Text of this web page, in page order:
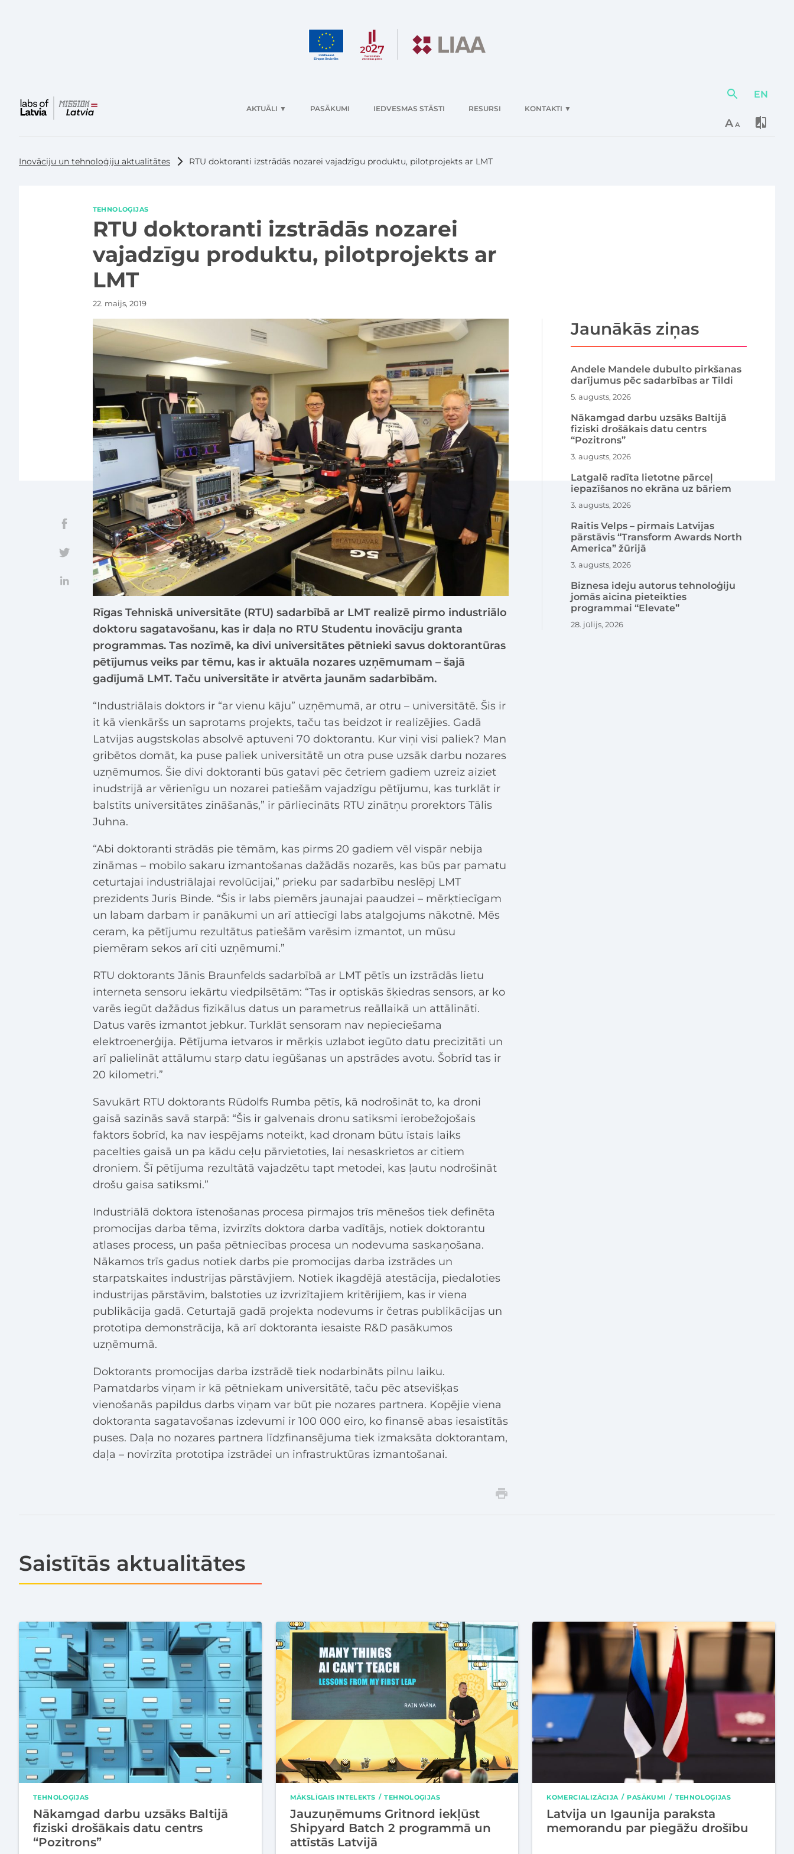
AKTUĀLI ▼ PASĀKUMI IEDVESMAS STĀSTI RESURSI KONTAKTI ▼
DarbībasEN
AA
Inovāciju un tehnoloģiju aktualitātes RTU doktoranti izstrādās nozarei vajadzīgu produktu, pilotprojekts ar LMT
TEHNOLOĢIJAS
RTU doktoranti izstrādās nozarei
vajadzīgu produktu, pilotprojekts ar
LMT
22. maijs, 2019
Rīgas Tehniskā universitāte (RTU) sadarbībā ar LMT realizē pirmo industriālo
doktoru sagatavošanu, kas ir daļa no RTU Studentu inovāciju granta
programmas. Tas nozīmē, ka divi universitātes pētnieki savus doktorantūras
pētījumus veiks par tēmu, kas ir aktuāla nozares uzņēmumam – šajā
gadījumā LMT. Taču universitāte ir atvērta jaunām sadarbībām.
“Industriālais doktors ir “ar vienu kāju” uzņēmumā, ar otru – universitātē. Šis ir
it kā vienkāršs un saprotams projekts, taču tas beidzot ir realizējies. Gadā
Latvijas augstskolas absolvē aptuveni 70 doktorantu. Kur viņi visi paliek? Man
gribētos domāt, ka puse paliek universitātē un otra puse uzsāk darbu nozares
uzņēmumos. Šie divi doktoranti būs gatavi pēc četriem gadiem uzreiz aiziet
inudstrijā ar vērienīgu un nozarei patiešām vajadzīgu pētījumu, kas turklāt ir
balstīts universitātes zināšanās,” ir pārliecināts RTU zinātņu prorektors Tālis
Juhna.
“Abi doktoranti strādās pie tēmām, kas pirms 20 gadiem vēl vispār nebija
zināmas – mobilo sakaru izmantošanas dažādās nozarēs, kas būs par pamatu
ceturtajai industriālajai revolūcijai,” prieku par sadarbību neslēpj LMT
prezidents Juris Binde. “Šis ir labs piemērs jaunajai paaudzei – mērķtiecīgam
un labam darbam ir panākumi un arī attiecīgi labs atalgojums nākotnē. Mēs
ceram, ka pētījumu rezultātus patiešām varēsim izmantot, un mūsu
piemēram sekos arī citi uzņēmumi.”
RTU doktorants Jānis Braunfelds sadarbībā ar LMT pētīs un izstrādās lietu
interneta sensoru iekārtu viedpilsētām: “Tas ir optiskās šķiedras sensors, ar ko
varēs iegūt dažādus fizikālus datus un parametrus reāllaikā un attālināti.
Datus varēs izmantot jebkur. Turklāt sensoram nav nepieciešama
elektroenerģija. Pētījuma ietvaros ir mērķis uzlabot iegūto datu precizitāti un
arī palielināt attālumu starp datu iegūšanas un apstrādes avotu. Šobrīd tas ir
20 kilometri.”
Savukārt RTU doktorants Rūdolfs Rumba pētīs, kā nodrošināt to, ka droni
gaisā sazinās savā starpā: “Šis ir galvenais dronu satiksmi ierobežojošais
faktors šobrīd, ka nav iespējams noteikt, kad dronam būtu īstais laiks
pacelties gaisā un pa kādu ceļu pārvietoties, lai nesaskrietos ar citiem
droniem. Šī pētījuma rezultātā vajadzētu tapt metodei, kas ļautu nodrošināt
drošu gaisa satiksmi.”
Industriālā doktora īstenošanas procesa pirmajos trīs mēnešos tiek definēta
promocijas darba tēma, izvirzīts doktora darba vadītājs, notiek doktorantu
atlases process, un paša pētniecības procesa un nodevuma saskaņošana.
Nākamos trīs gadus notiek darbs pie promocijas darba izstrādes un
starpatskaites industrijas pārstāvjiem. Notiek ikagdējā atestācija, piedaloties
industrijas pārstāvim, balstoties uz izvrizītajiem kritērijiem, kas ir viena
publikācija gadā. Ceturtajā gadā projekta nodevums ir četras publikācijas un
prototipa demonstrācija, kā arī doktoranta iesaiste R&D pasākumos
uzņēmumā.
Doktorants promocijas darba izstrādē tiek nodarbināts pilnu laiku.
Pamatdarbs viņam ir kā pētniekam universitātē, taču pēc atsevišķas
vienošanās papildus darbs viņam var būt pie nozares partnera. Kopējie viena
doktoranta sagatavošanas izdevumi ir 100 000 eiro, ko finansē abas iesaistītās
puses. Daļa no nozares partnera līdzfinansējuma tiek izmaksāta doktorantam,
daļa – novirzīta prototipa izstrādei un infrastruktūras izmantošanai.
Jaunākās ziņas
Andele Mandele dubulto pirkšanas
darījumus pēc sadarbības ar Tildi
5. augusts, 2026
Nākamgad darbu uzsāks Baltijā
fiziski drošākais datu centrs
“Pozitrons”
3. augusts, 2026
Latgalē radīta lietotne pārceļ
iepazīšanos no ekrāna uz bāriem
3. augusts, 2026
Raitis Velps – pirmais Latvijas
pārstāvis “Transform Awards North
America” žūrijā
3. augusts, 2026
Biznesa ideju autorus tehnoloģiju
jomās aicina pieteikties
programmai “Elevate”
28. jūlijs, 2026
Saistītās aktualitātes
TEHNOLOĢIJAS
Nākamgad darbu uzsāks Baltijā
fiziski drošākais datu centrs
“Pozitrons”
MĀKSLĪGAIS INTELEKTS TEHNOLOĢIJAS
Jauzuņēmums Gritnord iekļūst
Shipyard Batch 2 programmā un
attīstās Latvijā
KOMERCIALIZĀCIJA PASĀKUMI TEHNOLOĢIJAS
Latvija un Igaunija paraksta
memorandu par piegāžu drošību